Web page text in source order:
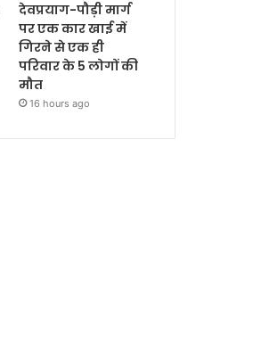
देवप्रयाग-पौड़ी मार्ग
पर एक कार खाई में
गिरने से एक ही
परिवार के 5 लोगों की
मौत
16 hours ago